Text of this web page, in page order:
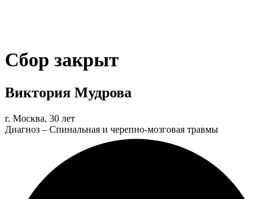
Сбор закрыт
Виктория Мудрова
г. Москва, 30 лет
Диагноз – Спинальная и черепно-мозговая травмы